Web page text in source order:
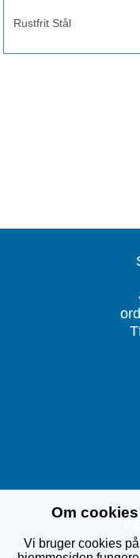
Rustfrit Stål
Om
Vi bruger cookies